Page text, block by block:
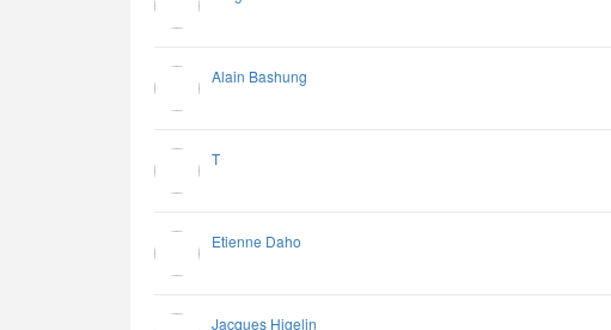
Alain Bashung
T
Etienne Daho
Jacques Higelin